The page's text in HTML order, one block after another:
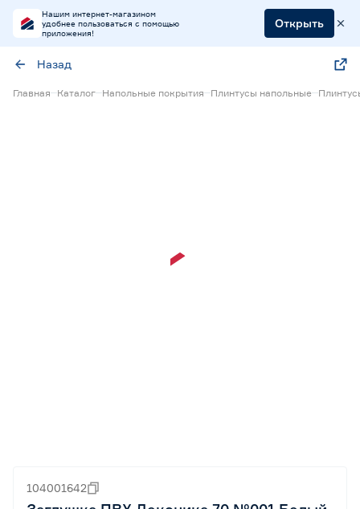
Нашим интернет-магазином
удобнее пользоваться с помощью
приложения!
Открыть
Назад
Главная Каталог Напольные покрытия Плинтусы напольные
104001642